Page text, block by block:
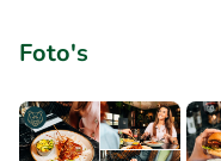
Foto's